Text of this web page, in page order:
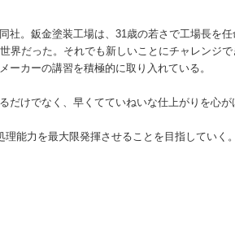
。鈑金塗装工場は、31歳の若さで工場長を
だった。それでも新しいことにチャレンジ
カーの講習を積極的に取り入れている。
けでなく、早くてていねいな仕上がりを心
能力を最大限発揮させることを目指していく。